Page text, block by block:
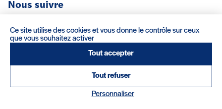
Nous suivre
YoutubeInstagramFacebookX (Twitter)
LinkedinFlux RSS
À propos
Recrutement Locations Contact
(nouvelle fenêtre)
Ce site utilise des cookies et vous donne le contrôle sur ceux
que vous souhaitez activer
Tout accepter
Tout refuser
Personnaliser